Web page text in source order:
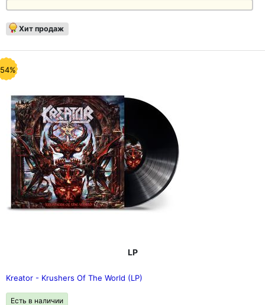
Хит продаж
LP
Kreator - Krushers Of The World (LP)
Есть в наличии